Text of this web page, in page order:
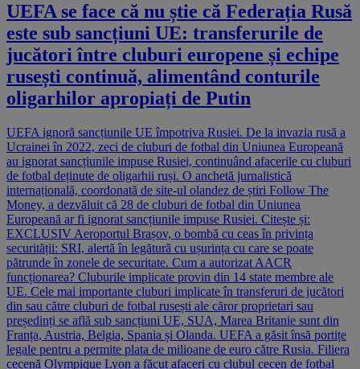
UEFA se face că nu știe că Federația Rusă
este sub sancțiuni UE: transferurile de
jucători între cluburi europene și echipe
rusești continuă, alimentând conturile
oligarhilor apropiați de Putin
UEFA ignoră sancțiunile UE împotriva Rusiei. De la invazia rusă a Ucrainei în 2022, zeci de cluburi de fotbal din Uniunea Europeană au ignorat sancțiunile impuse Rusiei, continuând afacerile cu cluburi de fotbal deținute de oligarhii ruși. O anchetă jurnalistică internațională, coordonată de site-ul olandez de știri Follow The Money, a dezvăluit că 28 de cluburi de fotbal din Uniunea Europeană ar fi ignorat sancțiunile impuse Rusiei. Citește și: EXCLUSIV Aeroportul Brașov, o bombă cu ceas în privința securității: SRI, alertă în legătură cu ușurința cu care se poate pătrunde în zonele de securitate. Cum a autorizat AACR funcționarea? Cluburile implicate provin din 14 state membre ale UE. Cele mai importante cluburi implicate în transferuri de jucători din sau către cluburi de fotbal rusești ale căror proprietari sau președinți se află sub sancțiuni UE, SUA, Marea Britanie sunt din Franța, Austria, Belgia, Spania și Olanda. UEFA a găsit însă portițe legale pentru a permite plata de milioane de euro către Rusia. Filiera cecenă Olympique Lyon a făcut afaceri cu clubul cecen de fotbal Akhmat Groznîi. Akhmat Groznîi este deținut de Republica Rusă Cecenia, iar Ramzan Kadîrov este președintele de onoare. Ramzan Kadîrov, cunoscut și drept "câinele lui Vladimir Putin", conduce Cecenia sub controlul Kremlinului și este liderul milițiilor care acționează în Ucraina. Se află pe listele de sancțiuni atât ale Uniunii Europene, cât și ale Statelor Unite, din 2014. După ce fotbalistul brazilian-olandez Camilo Reijers de Oliveira, aflat sub contract cu Olympique Lyon, a fost împrumutat unei echipe belgiene, a ales să plece la FC Akhmat Groznîi. Transferul lui Oliveira, care a avut loc la mai bine de un an după ce Rusia a invadat Ucraina, nu a ridicat semne de întrebare pentru Olympique Lyon. "Jucătorul s-a comportat impecabil în timpul petrecut cu noi", a spus directorul de fotbal al Olympique Lyon, Vincent Ponsot. "Așa că am convenit să-l eliberăm pentru a putea semna cu clubul Groznîi", a completat Ponsot. Acesta a adăugat că alegerea fotbalistului nu a fost agreată de conducerea clubului, mai ales că nu putea percepe o taxă de cumpărare: Olympique Lyon a decis să nu facă tranzacții financiare cu Rusia. Totuși, deși Lyon nu a primit bani din Cecenia, clubul francez a negociat un procent de vânzare de 20% pentru transferul său, care ar intra în vigoare "în ziua când sancțiunile vor fi ridicate". Însă, dacă transferul lui de Oliveira nu aduce în prezent o valoare economică francezilor, nu același lucru se poate spune în cazul rușilor. Normele UE privind sancțiunile interzic vânzarea jucătorilor către cluburi precum Akhmat Groznîi. Potrivit regulilor UE adoptate după invazia Rusiei din februarie 2022, fonduri sau resurse economice nu pot fi puse la dispoziție "sau în beneficiul entităților deținute sau controlate de persoane sancționate". Potrivit olandezei Heleen over de Linden, avocat specializat în sancțiuni, "Un jucător e o astfel de resursă economică. A pune la dispoziție un jucător «gratuit» este, de asemenea, interzis, deoarece un club sancționat poate câștiga bani cu un astfel de jucător". Groznîi îți dă aaaaripi Un caz similar îl reprezintă și echipa austriacă Red Bull Salzburg, care l-a transferat pe jucătorul Darko Todorovic tot la Akhmat Groznîi. Darko Todorovic a părăsit Red Bull Salzburg în vara lui 2022. Transferul său n-ar fi ridicat nici o problemă dacă n-ar fi fost vorba despre clubul prezidat de Ramzan Kadîrov. În 2018, Red Bull Salzburg îl cumpărase pe internaționalul bosniac de la echipa Sloboda Tuzla pentru suma de 450.000 de euro. Dar Todorovic nu a reușit să se impună la Salzburg. A fost transferat de mai multe ori, mai întâi la Kiel, în a doua ligă germană, apoi la Split, în prima ligă croată. Todorovic s-a întors apoi la Salzburg, pe care a părăsit-o, transferat inițial în 2021, apoi definitiv, la câteva luni după invazia Ucrainei, la FC Akhmat Groznîi din Cecenia. Un purtător de cuvânt al clubului Salzburg a declarat că bosniacul a fost lăsat să plece în mod gratuit, din cauza neînțelegerilor dintre jucător și club. Salzburg nu a primit nici un ban pentru împrumut sau vânzare. Transferurile gratuite sunt însă supuse sancțiunilor, deoarece clubul rus beneficiază de două ori: pe de o parte, Todorovic ajută la câștigarea jocurilor, pe de alta, clubul îl poate vinde din nou. Belgienii, legături multe cu Rusia În fotbalul belgian există mai multe cazuri de încălcare a sancțiunilor. Primul se referă la transferul fundașului central Moussa Sissako. În ianuarie 2020, clubul francez Paris Saint-Germain l-a transferat la clubul belgian Royal Standard de Liège, care mai apoi l-a cumpărat. În septembrie 2022, Royal Standard de Liège l-a transferat la clubul rus Soci. Soci aparține oligarhului rus Boris Rotenberg, aflat pe lista sancțiunilor UE, SUA și Marea Britanie din 8 aprilie 2022. Motivele: strânsele legături cu Vladimir Putin, care i-a înlesnit multe contracte guvernamentale. Rotenberg a cumpărat, în iulie 2015, clubul rus de fotbal Dinamo Sankt Petersburg, pe care l-a mutat la Soci în iunie 2018 și l-a redenumit PFC Soci. În 2019, clubul a fost promovat în prima divizie a Rusiei. Într-un scurt comunicat de presă, Royal Standard de Liège a oferit câteva explicații despre progresul transferului la momentul respectiv: Sissako și-ar fi dorit el însuși transferul în Rusia, transfer inițial refuzat. Apoi, jucătorul și-a reziliat unilateral contractul, după care Standard a cerut despăgubiri. O "tranzacție" ar fi fost apoi încheiată "pentru a pune capăt disputei". Nu se știe însă ce a presupus această tranzacție. "Acordurile cu jucătorul în cauză sunt confidențiale. Nu vom face alte comentarii", a declarat purtătorul de cuvânt al clubului de fotbal belgian. Istoricul transferurilor belgiene cu Soci nu s-a oprit aici. În septembrie 2023, Sissako a ajuns de la Soci la alt club belgian: RWDM. Reprezentanții RWDM au confirmat într-un comunicat de presă că au semnat un contract de transfer pentru acest sezon, cu opțiunea de a-l cumpăra Sissako pentru un contract pe patru ani. "Clubul nostru a luat măsuri de precauție pentru a garanta transparența și legalitatea tranzacțiilor", au afirmat reprezentanții RWDM. Care au adăugat: "Nu a existat nici un flux financiar între RWDM și Soci. Și fiecare tranzacție financiară, cum ar fi plata unui preț de închiriere, se face întotdeauna la RWDM în conformitate cu regulile de combatere a spălării banilor. Clubul nostru respectă regulile FIFA.". Alte două transferuri îi privesc pe jucători belgieni Maximiliano Caufriez și Théo Bongonda. După invadarea Ucrainei, cei doi au plecat spre Spartak Moscova, deținută de Lukoil. Lukoil a fost mult timp subiectul sancțiunilor americane și ucrainene, datorită importanței sale strategice pentru Kremlin. Însă Lukoil nu a ajuns pe lista de sancțiuni europene, ceea ce a oferit cluburilor europene fără proprietari și sponsori americani spațiu de manevră pentru a continua să facă acorduri de transfer. Caufriez a părăsit echipa belgiană STVV pentru Spartak Moscova în august 2021, pe care a ajutat-o la câștigarea Cupei Rusiei la fotbal. În august 2022, Spartak Moscova l-a transferat pe belgian la clubul francez Clermont Foot. Între cele două cluburi a urmat o serie de transferuri, până când Clermont Foot a încheiat un contract de cumpărare cu Spartak Moscova în valoare de 3,5 milioane de euro. Théo Bogonda, un congolez cu rădăcini belgiene, a plecat de la KRC Genk, la clubul spaniol Cádiz în august, 2022, pentru trei milioane de euro. Apoi, de la Cádiz la Spartak Moscova, la începutul acestui an, pentru suma de șapte milioane de euro. Cádiz a refuzat comentariile, susținând că "Totul s-a întâmplat conform regulilor FIFA și UEFA". Nu se știe dacă clubul belgian KRC Genk a primit o cotă din milioanele rusești, de vreme ce avea dreptul la 25% din taxa de transfer ulterioară. KRC Genk nu a comentat. Chelsea s-a lovit de sancțiuni. Real Sociedad, nu În august, 2023, jucătorul rus Arsen Zakharyan, activ la Dinamo Moscova, a fost transferat la clubul spaniol Real Sociedad, pentru suma de 13 milioane de euro. Real Sociedad a anunțat că transferul este valabil până în sezonul 2028-2029. Acest lucru s-a întâmplat după ce transferul lui Zakharyan la Chelsea Londra a fost anulat de două ori din cauza regulilor britanice privind sancțiunile asupra Rusiei. Președintele clubului Real Sociedad a declarat că, dacă ar fi fost interzis acest transfer, Real nu ar fi semnat un asemenea contract cu jucătorul rus. În legătură cu tranzacția, reprezentanții Real Sociedad au declarat că banca spaniolă care a executat tranzacția nu s-a opus. "Am verificat acest lucru în detaliu, iar categoria «fotbalist» nu e inclusă în listele de sancțiuni", au declarat aceștia. UEFA ignoră sancțiunile UE împotriva Rusiei În iulie, 2022, clubul olandez PSV Eindhoven l-a cumpărat pe mijlocașul Guus Til de la Spartak Moscova. Au apărut însă contradicții între regulile UEFA și sancțiunile europene. Taxa de transfer plătită de olandezi pentru Spartak Moscova a fost de trei milioane de euro. În vara lui 2022, clubul olandez PSV a transferat prima tranșă într-un cont bancar al Spartak Moscova la Raiffeisenbank din Austria. Însă PSV nu a putut efectua plată ulterioară, deoarece Rabobank, banca PSV, nu a mai dorit să coopereze. PSV a depus atunci banii pentru Til la Asociația Regală Olandeză de Fotbal (KNVB). Potrivit olandezei Heleen over de Linden, avocat specializat în sancțiuni, PSV și KNVB au încalcat sancțiunile impuse de UE: "Este interzisă deținerea a mai mult de 100.000 de euro ca depozit pentru orice sau oricine din Rusia”, a spus aceasta, amintind de această interdicție impusă de UE pe 25 februarie anul trecut. Pe de altă parte, regulile UEFA interzic cluburilor să aibă datorii față de alte cluburi. Pedeapsa este excluderea din competițiile europene. Președintele financiar al PSV, Jaap van Baar, a amintit însă de regulile stabilite de UEFA în aprilie 2022. Potrivit ace